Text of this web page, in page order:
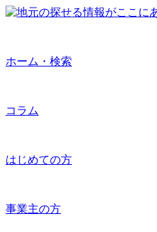
ホーム・検索
コラム
はじめての方
事業主の方